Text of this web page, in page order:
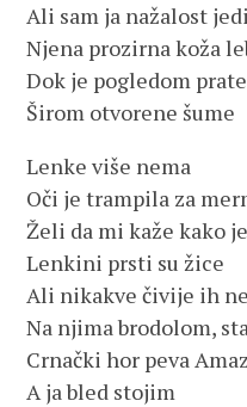
Ali sam ja nažalost
Njena prozirna koža
Dok je pogledom prate
Širom otvorene šume
Lenke više nema
Oči je trampila za
Želi da mi kaže kako
Lenkini prsti su žice
Ali nikakve čivije ih
Na njima brodolom,
Crnački hor peva
A ja bled stojim